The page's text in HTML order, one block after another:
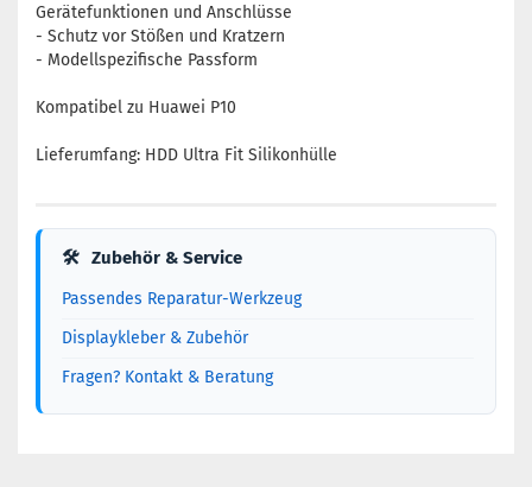
Gerätefunktionen und Anschlüsse
- Schutz vor Stößen und Kratzern
- Modellspezifische Passform
Kompatibel zu Huawei P10
Lieferumfang: HDD Ultra Fit Silikonhülle
🛠 Zubehör & Service
Passendes Reparatur-Werkzeug
Displaykleber & Zubehör
Fragen? Kontakt & Beratung